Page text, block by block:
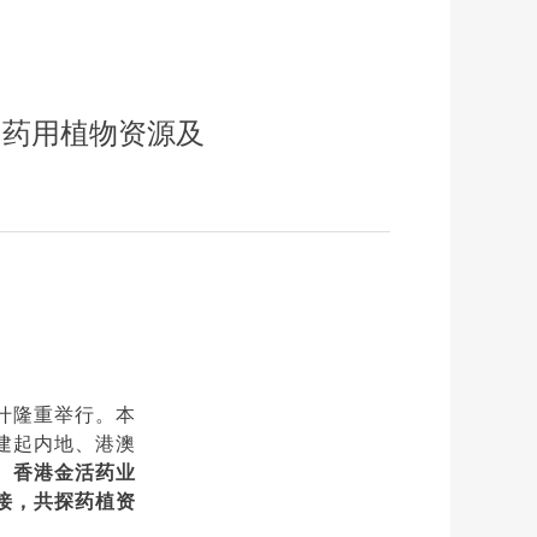
用植物资源及
隆重举行。本
起内地、港澳
香港金活药业
，共探药植资